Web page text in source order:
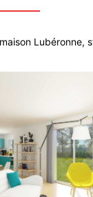
Lubéronne,